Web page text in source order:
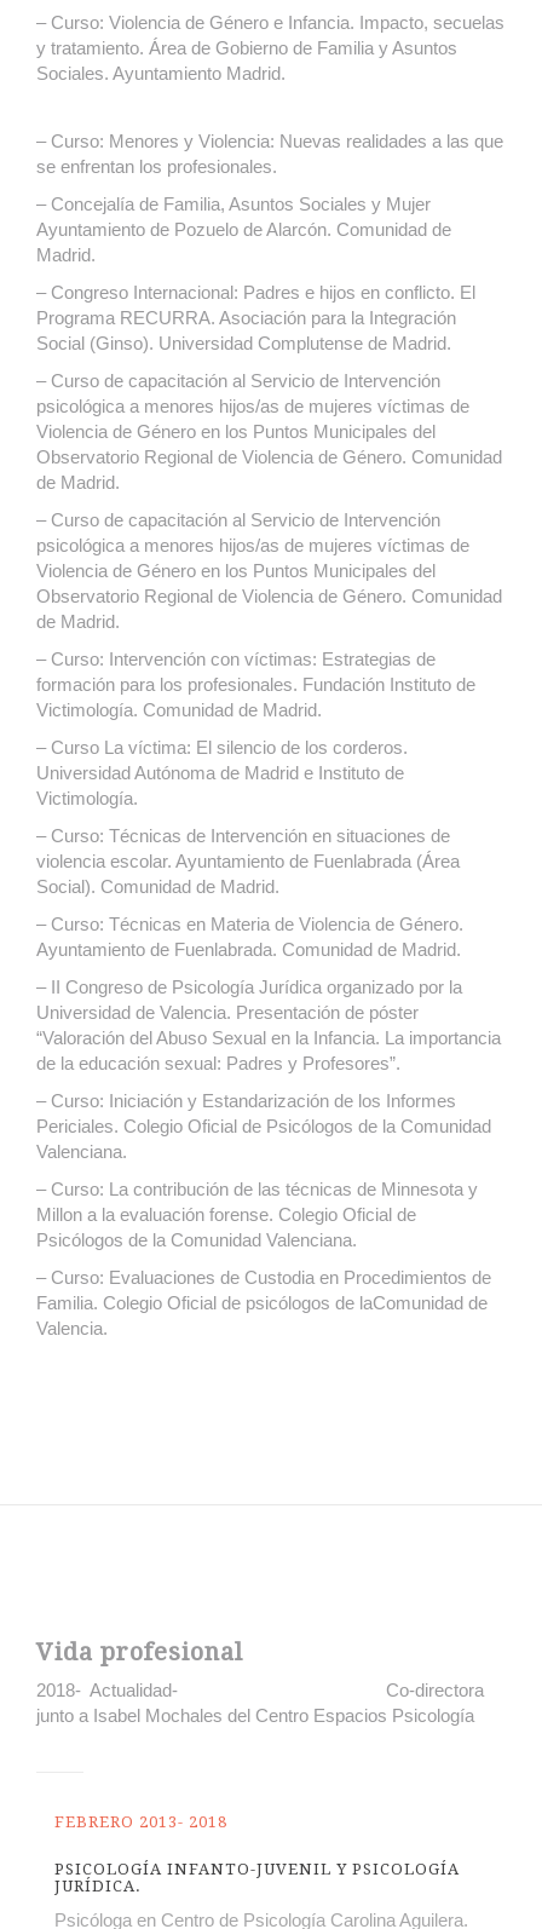
– Curso: Violencia de Género e Infancia. Impacto, secuelas
y tratamiento. Área de Gobierno de Familia y Asuntos
Sociales. Ayuntamiento Madrid.
– Curso: Menores y Violencia: Nuevas realidades a las que
se enfrentan los profesionales.
– Concejalía de Familia, Asuntos Sociales y Mujer
Ayuntamiento de Pozuelo de Alarcón. Comunidad de
Madrid.
– Congreso Internacional: Padres e hijos en conflicto. El
Programa RECURRA. Asociación para la Integración
Social (Ginso). Universidad Complutense de Madrid.
– Curso de capacitación al Servicio de Intervención
psicológica a menores hijos/as de mujeres víctimas de
Violencia de Género en los Puntos Municipales del
Observatorio Regional de Violencia de Género. Comunidad
de Madrid.
– Curso de capacitación al Servicio de Intervención
psicológica a menores hijos/as de mujeres víctimas de
Violencia de Género en los Puntos Municipales del
Observatorio Regional de Violencia de Género. Comunidad
de Madrid.
– Curso: Intervención con víctimas: Estrategias de
formación para los profesionales. Fundación Instituto de
Victimología. Comunidad de Madrid.
– Curso La víctima: El silencio de los corderos.
Universidad Autónoma de Madrid e Instituto de
Victimología.
– Curso: Técnicas de Intervención en situaciones de
violencia escolar. Ayuntamiento de Fuenlabrada (Área
Social). Comunidad de Madrid.
– Curso: Técnicas en Materia de Violencia de Género.
Ayuntamiento de Fuenlabrada. Comunidad de Madrid.
– II Congreso de Psicología Jurídica organizado por la
Universidad de Valencia. Presentación de póster
“Valoración del Abuso Sexual en la Infancia. La importancia
de la educación sexual: Padres y Profesores”.
– Curso: Iniciación y Estandarización de los Informes
Periciales. Colegio Oficial de Psicólogos de la Comunidad
Valenciana.
– Curso: La contribución de las técnicas de Minnesota y
Millon a la evaluación forense. Colegio Oficial de
Psicólogos de la Comunidad Valenciana.
– Curso: Evaluaciones de Custodia en Procedimientos de
Familia. Colegio Oficial de psicólogos de laComunidad de
Valencia.
Vida profesional
2018- Actualidad- Co-directora
junto a Isabel Mochales del Centro Espacios Psicología
FEBRERO 2013- 2018
PSICOLOGÍA INFANTO-JUVENIL Y PSICOLOGÍA
JURÍDICA.
Psicóloga en Centro de Psicología Carolina Aguilera.